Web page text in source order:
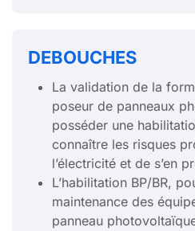
DEBOUCHES
La validation de la
poseur de panneaux
posséder une
connaître les risques
l’électricité et de s’en
L’habilitation BP/BR,
maintenance des
panneau